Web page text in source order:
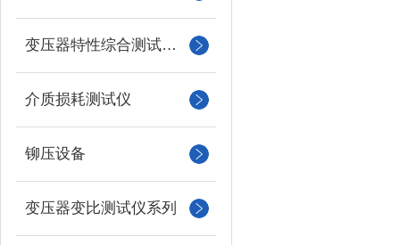
变压器特性综合测试台系列
介质损耗测试仪
铆压设备
变压器变比测试仪系列